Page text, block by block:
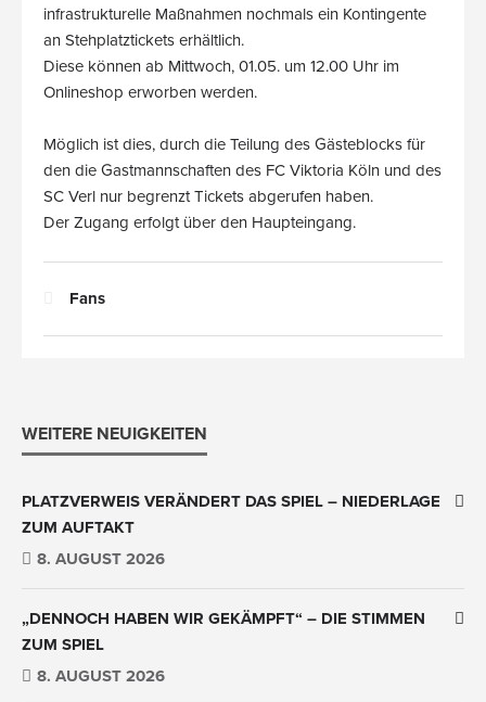
infrastrukturelle Maßnahmen nochmals ein Kontingente
an Stehplatztickets erhältlich.
Diese können ab Mittwoch, 01.05. um 12.00 Uhr im
Onlineshop erworben werden.
Möglich ist dies, durch die Teilung des Gästeblocks für
den die Gastmannschaften des FC Viktoria Köln und des
SC Verl nur begrenzt Tickets abgerufen haben.
Der Zugang erfolgt über den Haupteingang.
Fans
WEITERE NEUIGKEITEN
PLATZVERWEIS VERÄNDERT DAS SPIEL – NIEDERLAGE
ZUM AUFTAKT
8. AUGUST 2026
„DENNOCH HABEN WIR GEKÄMPFT“ – DIE STIMMEN
ZUM SPIEL
8. AUGUST 2026